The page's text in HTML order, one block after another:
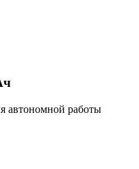
автономной работы